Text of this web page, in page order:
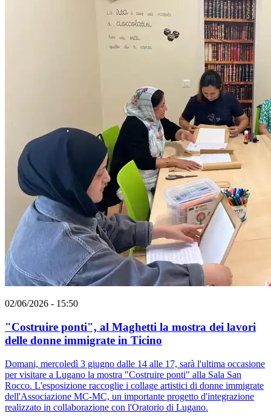
02/06/2026 - 15:50
"Costruire ponti", al Maghetti la mostra dei lavori
delle donne immigrate in Ticino
Domani, mercoledì 3 giugno dalle 14 alle 17, sarà l'ultima occasione
per visitare a Lugano la mostra "Costruire ponti" alla Sala San
Rocco. L'esposizione raccoglie i collage artistici di donne immigrate
dell'Associazione MC-MC, un importante progetto d'integrazione
realizzato in collaborazione con l'Oratorio di Lugano.